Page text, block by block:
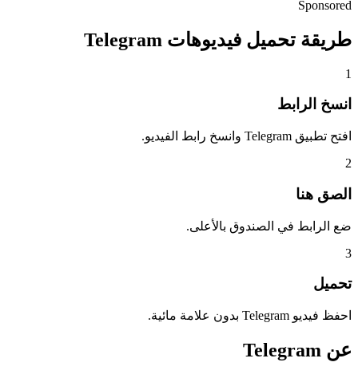
Sponsored
طريقة تحميل فيديوهات Telegram
1
انسخ الرابط
افتح تطبيق Telegram وانسخ رابط الفيديو.
2
الصق هنا
ضع الرابط في الصندوق بالأعلى.
3
تحميل
احفظ فيديو Telegram بدون علامة مائية.
عن Telegram